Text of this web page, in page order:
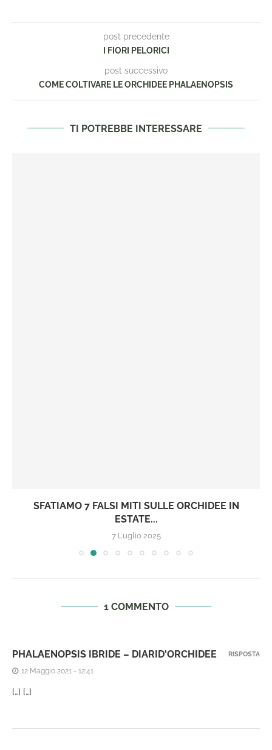
post precedente
I FIORI PELORICI
post successivo
COME COLTIVARE LE ORCHIDEE PHALAENOPSIS
TI POTREBBE INTERESSARE
SFATIAMO 7 FALSI MITI SULLE ORCHIDEE IN
ESTATE...
7 Luglio 2025
1 COMMENTO
PHALAENOPSIS IBRIDE – DIARID'ORCHIDEE
12 Maggio 2021 - 12:41
[…] […]
RISPOSTA